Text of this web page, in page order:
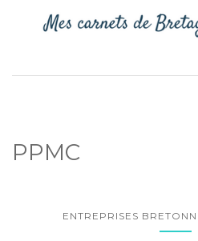
PPMC
ENTREPRISES